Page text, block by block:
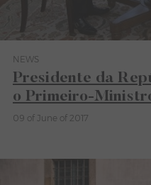
Category News
NEWS
Presidente da
o Primeiro-
09 of June of 2017